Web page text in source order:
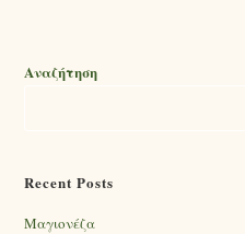
Αναζήτηση
Recent Posts
Mαγιονέζα